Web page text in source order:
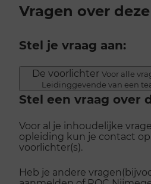
Vragen over
Stel je vraag aan:
De voorlichter Voor alle
Leidinggevende van een
Stel een vraag over
Voor al je inhoudelijke
opleiding kun je contact
voorlichter(s).
Heb je andere